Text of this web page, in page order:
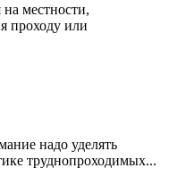
местности,
проходу или
надо уделять
труднопроходимых...